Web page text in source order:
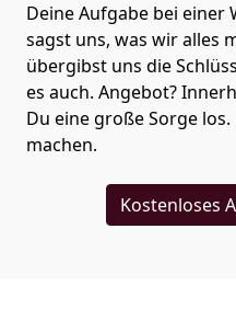
Deine Aufgabe bei einer
sagst uns, was wir alles
übergibst uns die
es auch. Angebot?
Du eine große Sorge
machen.
Kostenloses